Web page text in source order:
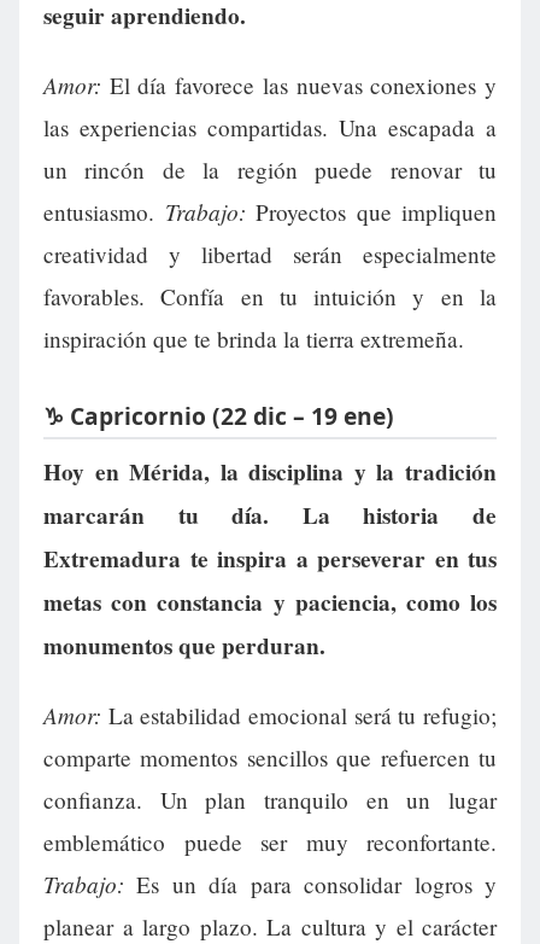
seguir aprendiendo.
Amor: El día favorece las nuevas conexiones y
las experiencias compartidas. Una escapada a
un rincón de la región puede renovar tu
entusiasmo. Trabajo: Proyectos que impliquen
creatividad y libertad serán especialmente
favorables. Confía en tu intuición y en la
inspiración que te brinda la tierra extremeña.
♑ Capricornio (22 dic – 19 ene)
Hoy en Mérida, la disciplina y la tradición
marcarán tu día. La historia de
Extremadura te inspira a perseverar en tus
metas con constancia y paciencia, como los
monumentos que perduran.
Amor: La estabilidad emocional será tu refugio;
comparte momentos sencillos que refuercen tu
confianza. Un plan tranquilo en un lugar
emblemático puede ser muy reconfortante.
Trabajo: Es un día para consolidar logros y
planear a largo plazo. La cultura y el carácter